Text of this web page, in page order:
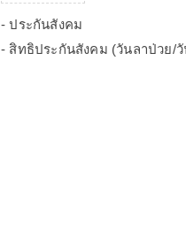
- ประกันสังคม
- สิทธิประกันสังคม (วันลาป่วย/